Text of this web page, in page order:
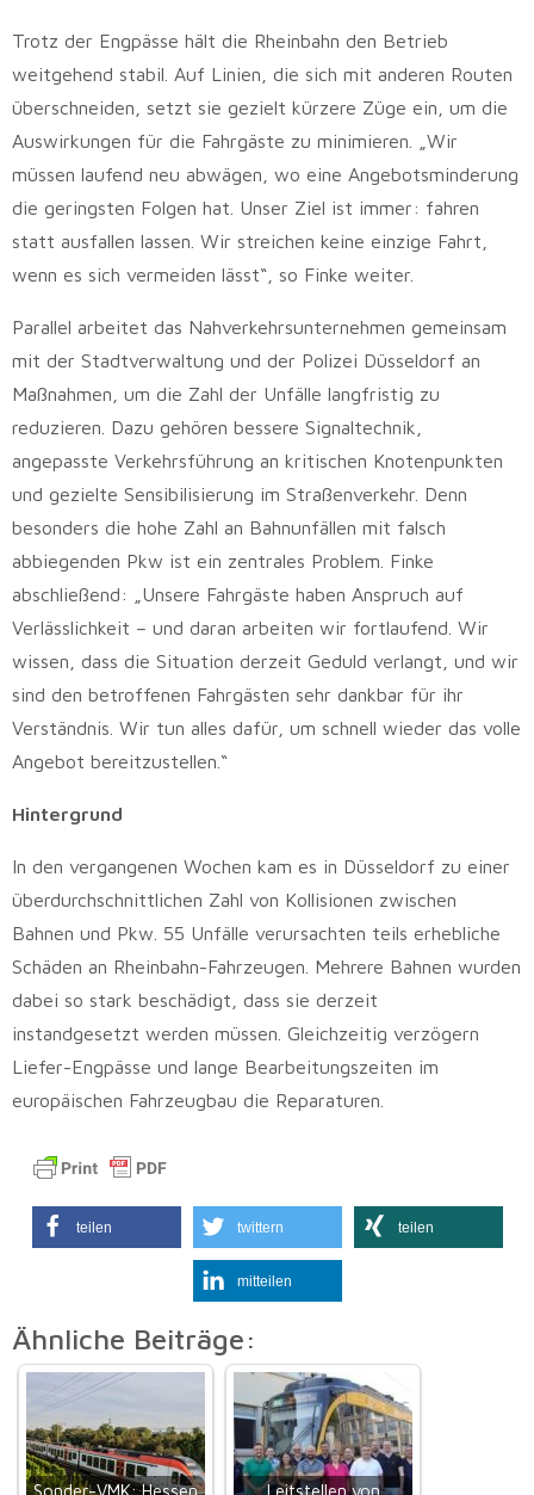
Trotz der Engpässe hält die Rheinbahn den Betrieb
weitgehend stabil. Auf Linien, die sich mit anderen Routen
überschneiden, setzt sie gezielt kürzere Züge ein, um die
Auswirkungen für die Fahrgäste zu minimieren. „Wir
müssen laufend neu abwägen, wo eine Angebotsminderung
die geringsten Folgen hat. Unser Ziel ist immer: fahren
statt ausfallen lassen. Wir streichen keine einzige Fahrt,
wenn es sich vermeiden lässt“, so Finke weiter.
Parallel arbeitet das Nahverkehrsunternehmen gemeinsam
mit der Stadtverwaltung und der Polizei Düsseldorf an
Maßnahmen, um die Zahl der Unfälle langfristig zu
reduzieren. Dazu gehören bessere Signaltechnik,
angepasste Verkehrsführung an kritischen Knotenpunkten
und gezielte Sensibilisierung im Straßenverkehr. Denn
besonders die hohe Zahl an Bahnunfällen mit falsch
abbiegenden Pkw ist ein zentrales Problem. Finke
abschließend: „Unsere Fahrgäste haben Anspruch auf
Verlässlichkeit – und daran arbeiten wir fortlaufend. Wir
wissen, dass die Situation derzeit Geduld verlangt, und wir
sind den betroffenen Fahrgästen sehr dankbar für ihr
Verständnis. Wir tun alles dafür, um schnell wieder das volle
Angebot bereitzustellen.“
Hintergrund
In den vergangenen Wochen kam es in Düsseldorf zu einer
überdurchschnittlichen Zahl von Kollisionen zwischen
Bahnen und Pkw. 55 Unfälle verursachten teils erhebliche
Schäden an Rheinbahn-Fahrzeugen. Mehrere Bahnen wurden
dabei so stark beschädigt, dass sie derzeit
instandgesetzt werden müssen. Gleichzeitig verzögern
Liefer-Engpässe und lange Bearbeitungszeiten im
europäischen Fahrzeugbau die Reparaturen.
teilen twittern teilen
mitteilen
Ähnliche Beiträge:
Sonder-VMK: Hessen Leitstellen von